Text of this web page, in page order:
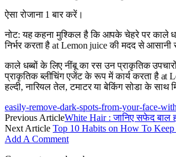
ऐसा रोजाना 1 बार करें।
नोट: यह कहना मुश्किल है कि आपके चेहरे पर काले
निर्भर करता है at Lemon juice की मदद से
काले धब्बों के लिए नींबू का रस उन प्राकृतिक
प्राकृतिक ब्लीचिंग एजेंट के रूप में कार्य करता है
हल्दी, नारियल तेल, टमाटर या बेकिंग सोडा के
easily-remove-dark-spots-from-your-face-
Previous ArticleWhite Hair : जानिए सफेद
Next Article Top 10 Habits on How To
Add A Comment